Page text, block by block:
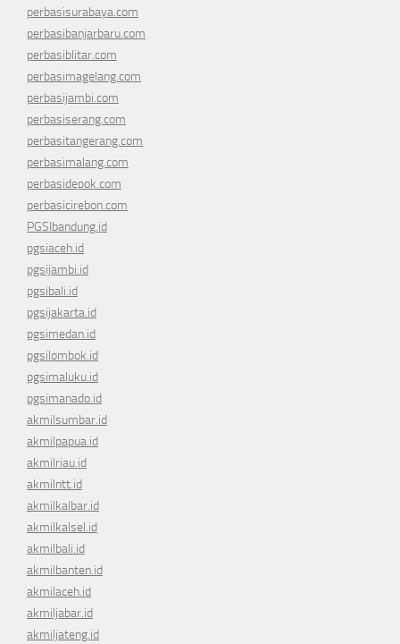
perbasisurabaya.com
perbasibanjarbaru.com
perbasiblitar.com
perbasimagelang.com
perbasijambi.com
perbasiserang.com
perbasitangerang.com
perbasimalang.com
perbasidepok.com
perbasicirebon.com
PGSIbandung.id
pgsiaceh.id
pgsijambi.id
pgsibali.id
pgsijakarta.id
pgsimedan.id
pgsilombok.id
pgsimaluku.id
pgsimanado.id
akmilsumbar.id
akmilpapua.id
akmilriau.id
akmilntt.id
akmilkalbar.id
akmilkalsel.id
akmilbali.id
akmilbanten.id
akmilaceh.id
akmiljabar.id
akmiljateng.id